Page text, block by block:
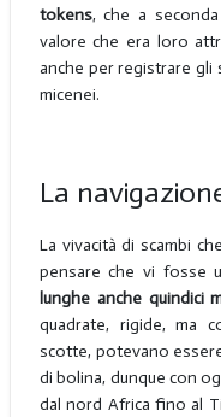
tokens, che a
valore che era loro
anche per registrare gli
micenei.
La
La vivacità di scambi
pensare che vi fosse
lunghe anche quindici
quadrate, rigide, ma
scotte, potevano
di bolina, dunque con
dal nord Africa fino al